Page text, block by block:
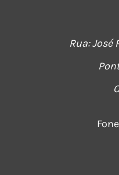
Rua: José